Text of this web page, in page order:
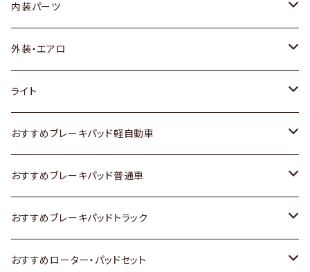
内装パーツ
トヨタ
ホンダ
スズキ
日産
いすゞ
ダイハツ
外装・エアロ
トヨタ
ホンダ
スズキ
日産
いすゞ
ライト
トヨタ
スズキ
日産
いすゞ
おすすめブレーキパッド軽自動車
トヨタ
ホンダ
スズキ
おすすめブレーキパッド普通車
トヨタ
ホンダ
おすすめブレーキパッドトラック
トヨタ
おすすめローター・パッドセット